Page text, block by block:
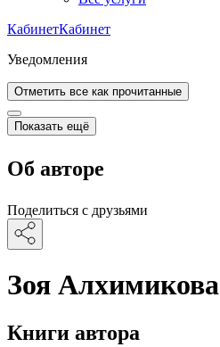
КабинетКабинет
Уведомления
Отметить все как прочитанные
Показать ещё
Об авторе
Поделиться с друзьями
Зоя Алхимикова
Книги автора